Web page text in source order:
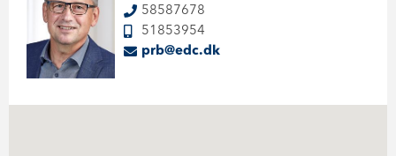
58587678
51853954
prb@edc.dk